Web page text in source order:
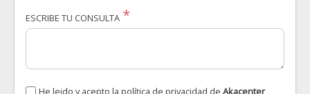
ESCRIBE TU CONSULTA
He leido y acepto lapolítica de privacidad deAkacenter